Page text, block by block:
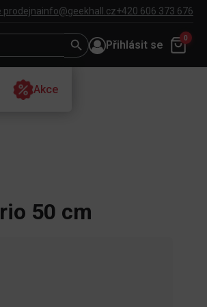
prodejnainfo@geekhall.cz+420 606 373 676
Search
Button
Přihlásit se
0
Akce
50 cm